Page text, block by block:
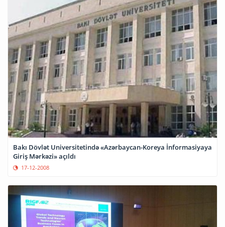
Bakı Dövlət Universitetində «Azərbaycan-Koreya İnformasiyaya
Giriş Mərkəzi» açıldı
17-12-2008